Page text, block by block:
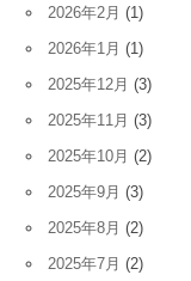
2026年2月 (1)
2026年1月 (1)
2025年12月 (3)
2025年11月 (3)
2025年10月 (2)
2025年9月 (3)
2025年8月 (2)
2025年7月 (2)